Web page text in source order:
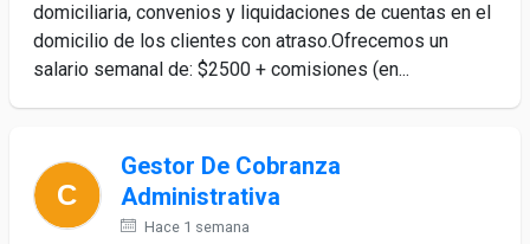
domiciliaria, convenios y liquidaciones de cuentas en el
domicilio de los clientes con atraso.Ofrecemos un
salario semanal de: $2500 + comisiones (en...
Gestor De Cobranza
Administrativa
Hace 1 semana